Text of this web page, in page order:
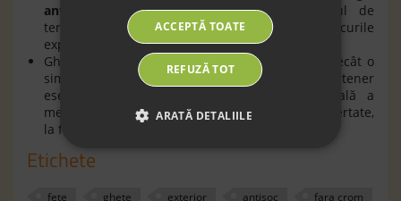
antişoc
, concepută pentru a proteja piciorul de
terenuri neuniforme. Absoarbe microșocurile
experimentate în mod normal la mers;
Ghetele barefoot Biomecanics sunt mai mult decât o
simplă pereche de încălțăminte, sunt un partener
esențial în dezvoltarea armonioasă și naturală a
mersului copiilor, oferind confort, protecție și libertate,
la fiecare pas.
Etichete
fete ghete exterior antisoc
fara crom
ACCEPTĂ TOATE
REFUZĂ TOT
ARATĂ DETALIILE